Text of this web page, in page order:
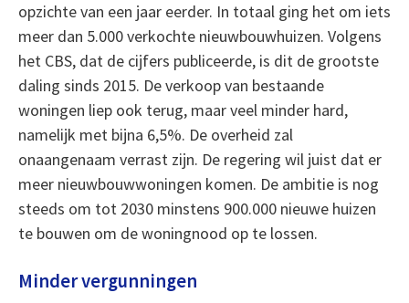
opzichte van een jaar eerder. In totaal ging het om iets
meer dan 5.000 verkochte nieuwbouwhuizen. Volgens
het CBS, dat de cijfers publiceerde, is dit de grootste
daling sinds 2015. De verkoop van bestaande
woningen liep ook terug, maar veel minder hard,
namelijk met bijna 6,5%. De overheid zal
onaangenaam verrast zijn. De regering wil juist dat er
meer nieuwbouwwoningen komen. De ambitie is nog
steeds om tot 2030 minstens 900.000 nieuwe huizen
te bouwen om de woningnood op te lossen.
Minder vergunningen